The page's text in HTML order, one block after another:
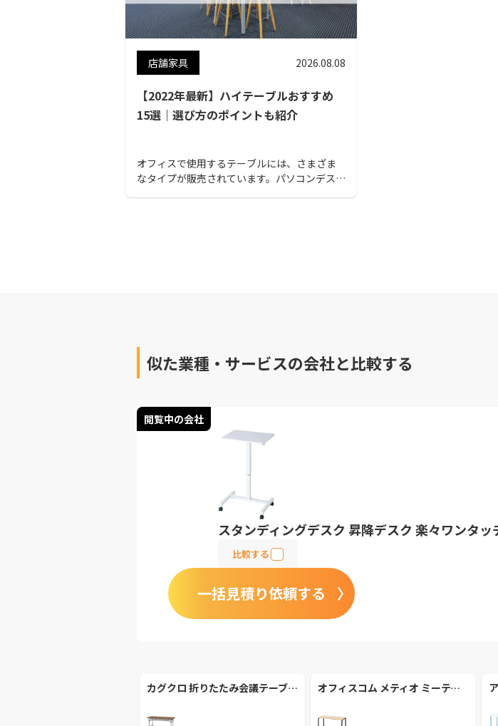
店舗家具 2026.08.08
【‌‌2022‌‌年‌‌‌最‌‌‌新】‌‌‌ハイテーブルお‌‌‌す‌‌‌す‌‌‌め‌‌
15‌‌選‌‌‌｜‌‌‌選‌‌‌び‌‌‌方‌‌‌の‌‌‌ポ‌‌‌イ‌‌‌ン‌‌‌ト‌‌‌も‌‌‌紹‌‌‌介
オフィスで使用するテーブルには、さまざま
なタイプが販売されています。パソコンデスク
似た業種・サービスの会社と比較する
閲覧中の会社
スタンディングデスク 昇降デスク 楽々ワンタ
比較する
一括見積り依頼する
カグクロ 折りたたみ会議テーブル (NTH-1545-TT)【カグクロ】 オフィスコム メティオ ミーティングテーブル (HBDK-MT1575-NA)【オフィスコム】